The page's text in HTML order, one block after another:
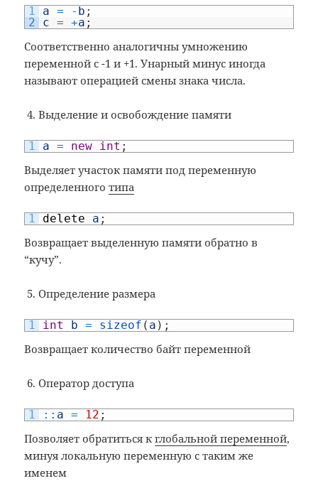
1
2
a = - b ;
c
= +a ;
Соответственно аналогичны умножению
переменной с -1 и +1. Унарный минус иногда
называют операцией смены знака числа.
Выделение и освобождение памяти
1 a = new int ;
Выделяет участок памяти под переменную
определенноготипа
1 delete a ;
Возвращает выделенную памяти обратно в
“кучу”.
Определение размера
1 int b = sizeof ( a ) ;
Возвращает количество байт переменной
Оператор доступа
1 :: a = 12 ;
Позволяет обратиться кглобальной переменной,
минуя локальную переменную с таким же
именем